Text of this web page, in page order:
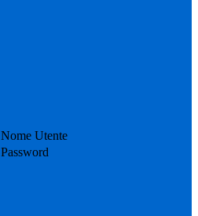
Nome Utente
Password